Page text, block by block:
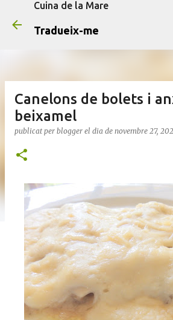
Cuina de la Mare
Tradueix-me
Canelons de bolets i
beixamel
publicat per blogger el dia de novembre 27,